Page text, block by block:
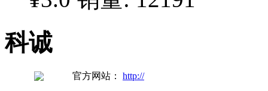
科诚
官方网站： http://